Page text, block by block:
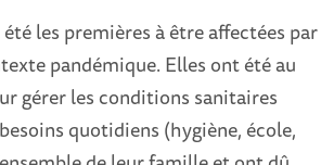
les premières à être affectées par
pandémique. Elles ont été au
gérer les conditions sanitaires
quotidiens (hygiène, école,